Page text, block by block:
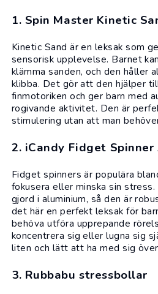
1. Spin Master Kinetic
Kinetic Sand är en leksak som
sensorisk upplevelse. Barnet
klämma sanden, och den håller
klibba. Det gör att den hjälper
finmotoriken och ger barn med
rogivande aktivitet. Den är
stimulering utan att man
2. iCandy Fidget
Fidget spinners är populära
fokusera eller minska sin
gjord i aluminium, så den är
det här en perfekt leksak för
behöva utföra upprepande
koncentrera sig eller lugna sig
liten och lätt att ha med sig
3. Rubbabu stressbollar